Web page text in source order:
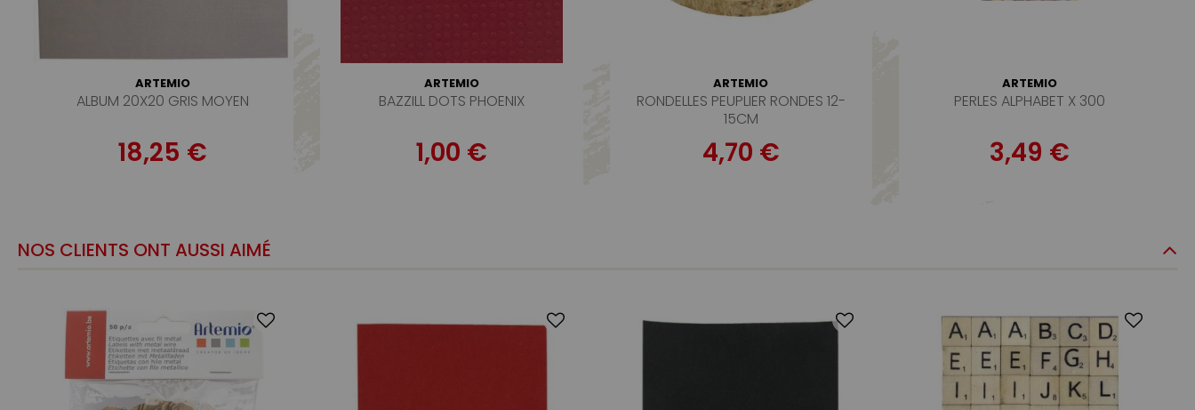
ARTEMIO
ALBUM 20X20 GRIS MOYEN
18,25 €
ARTEMIO
BAZZILL DOTS PHOENIX
1,00 €
ARTEMIO
RONDELLES PEUPLIER RONDES 12-
15CM
4,70 €
ARTEMIO
PERLES ALPHABET X 300
3,49 €
NOS CLIENTS ONT AUSSI AIMÉ